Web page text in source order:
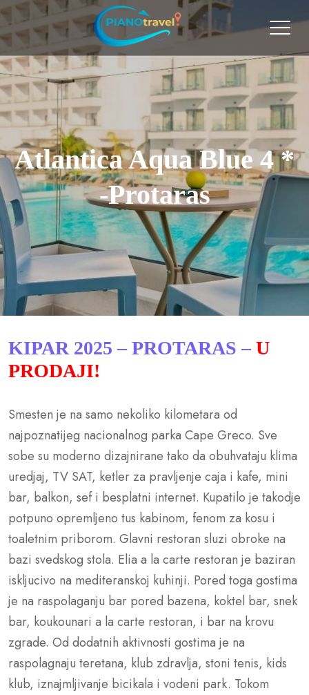
Atlantica Aqua Blue 4 *
-Protaras
KIPAR 2025 – PROTARAS –U
PRODAJI!
Smesten je na samo nekoliko kilometara od
najpoznatijeg nacionalnog parka Cape Greco. Sve
sobe su moderno dizajnirane tako da obuhvataju klima
uredjaj, TV SAT, ketler za pravljenje caja i kafe, mini
bar, balkon, sef i besplatni internet. Kupatilo je takodje
potpuno opremljeno tus kabinom, fenom za kosu i
toaletnim priborom. Glavni restoran sluzi obroke na
bazi svedskog stola. Elia a la carte restoran je baziran
iskljucivo na mediteranskoj kuhinji. Pored toga gostima
je na raspolaganju bar pored bazena, koktel bar, snek
bar, koukounari a la carte restoran, i bar na krovu
zgrade. Od dodatnih aktivnosti gostima je na
raspolagnaju teretana, klub zdravlja, stoni tenis, kids
klub, iznajmljivanje bicikala i vodeni park. Tokom